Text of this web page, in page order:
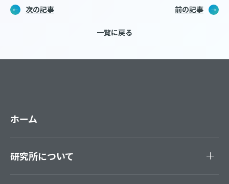
次の記事 前の記事
一覧に戻る
ホーム
研究所について